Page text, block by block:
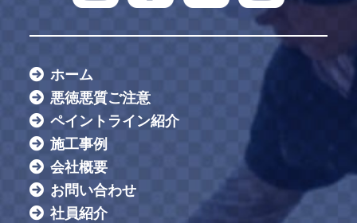
ホーム
悪徳悪質ご注意
ペイントライン紹介
施工事例
会社概要
お問い合わせ
社員紹介